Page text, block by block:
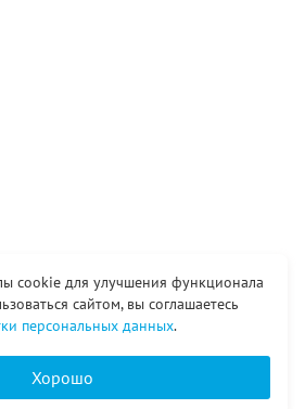
cookie для улучшения функционала
сайтом, вы соглашаетесь
персональных данных.
Хорошо